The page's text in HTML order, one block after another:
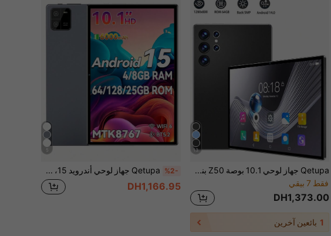
13
Qetupa جهاز لوحي 10.1 بوصة Z50 بنظام أندرويد 14، ذاكرة وصول عشوائي 3 جيجابايت + ذاكرة تخزين 64 جيجابايت، معالج MTK 6755 ثماني النواة 1.6 جيجاهرتز، شاشة لمس IPS عالية الدقة (1280x800)، بلوتوث 5.2 وواي فاي 802.11ac، GPS، كاميرا أمامية 2 ميجابكسل وخلفية 5 ميجابكسل، بطارية كبيرة 6000 مللي أمبير (لا يدعم بطاقة SIM). تصميم زجاجي سيليكات الألومنيوم متين وخفيف الوزن، مناسب كهدية عيد الميلاد للأطفال والبالغين (محول الطاقة غير مشمول)
فقط 7 بيقي
DH1,373.00
1 بائعين آخرين
5
%2- Qetupa جهاز لوحي أندرويد 15، شاشة 10.1 بوصة، معالج MTK 8767 ثماني النواة 1.6 جيجاهرتز، ذاكرة وصول عشوائي 4 جيجابايت/8 جيجابايت + ذاكرة تخزين 64 جيجابايت/128 جيجابايت/256 جيجابايت، واي فاي 6 802.11ax، بلوتوث 5.2، شاشة لمس IPS عالية الدقة (1280*800)، كاميرات مزدوجة 5 ميجابكسل + 13 ميجابكسل، بطارية 6000 مللي أمبير، منفذ Type-C، مناسبة لعيد الميلاد
DH1,166.95